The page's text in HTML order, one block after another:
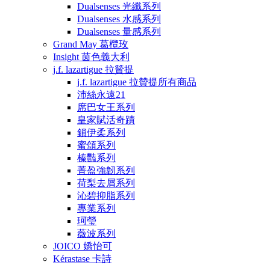
Dualsenses 光纖系列
Dualsenses 水感系列
Dualsenses 量感系列
Grand May 葛欖玫
Insight 茵色義大利
j.f. lazartigue 拉贊提
j.f. lazartigue 拉贊提所有商品
沛絲永遠21
席巴女王系列
皇家賦活奇蹟
鎖伊柔系列
蜜頌系列
榛豔系列
菁盈強韌系列
荷梨去屑系列
沁碧抑脂系列
專業系列
珂瑩
薇波系列
JOICO 嬌怡可
Kérastase 卡詩